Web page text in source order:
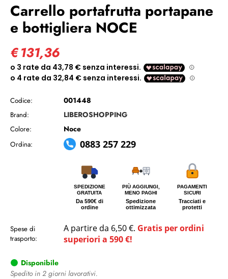
Carrello portafrutta portapane
e bottigliera NOCE
€131,36
Codice: 001448
Brand: LIBEROSHOPPING
Colore: Noce
Ordina: 0883 257 229
SPEDIZIONE
GRATUITA
Da 590€ di
ordine
PIÙ AGGIUNGI,
MENO PAGHI
Spedizione
ottimizzata
PAGAMENTI
SICURI
Tracciati e
protetti
Spese di
trasporto:
A partire da 6,50 €. Gratis per ordini
superiori a 590 €!
Disponibile
Spedito in 2 giorni lavorativi.